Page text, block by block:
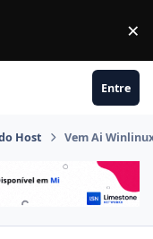
×
Entre
Host Vem Ai